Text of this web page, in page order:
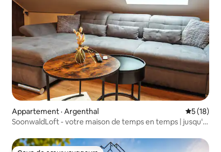
Appartement · Argenthal Note
5 (18)
SoonwaldLoft - votre maison de temps en temps | jusqu'à